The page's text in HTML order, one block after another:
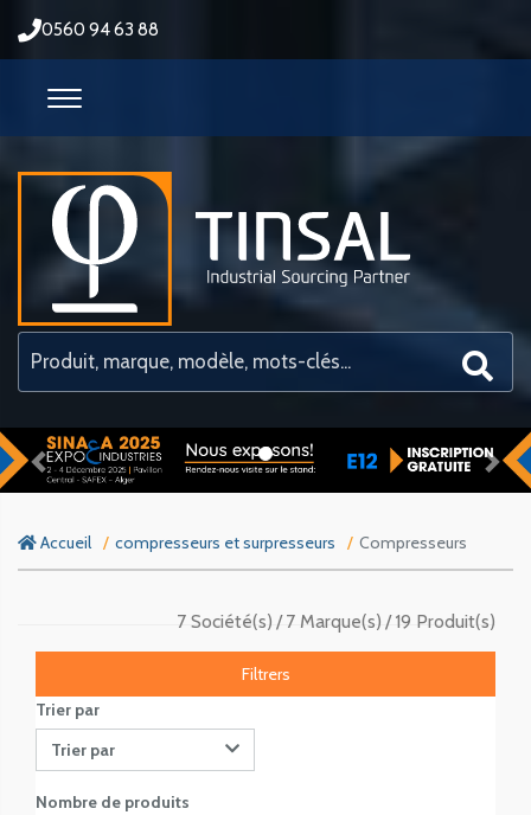
0560 94 63 88
Previous
Accueil compresseurs et surpresseurs Compresseurs
19 Produit(s)
7 Marque(s)
7 Société(s)
Filtrers
Trier par
Trier par
Nombre de produits